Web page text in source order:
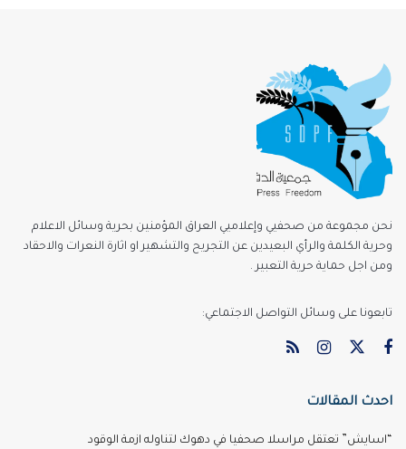
نحن مجموعة من صحفيي وإعلاميي العراق المؤمنين بحرية وسائل الاعلام
وحرية الكلمة والرأي البعيدين عن التجريح والتشهير او اثارة النعرات والاحقاد
ومن اجل حماية حرية التعبير .
تابعونا على وسائل التواصل الاجتماعي:
احدث المقالات
“اسايش” تعتقل مراسلا صحفيا في دهوك لتناوله ازمة الوقود